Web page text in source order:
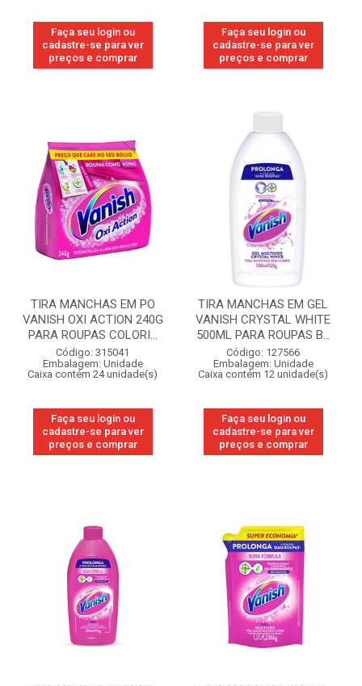
Faça seu login ou
cadastre-se para ver
preços e comprar
Faça seu login ou
cadastre-se para ver
preços e comprar
TIRA MANCHAS EM PO
VANISH OXI ACTION 240G
PARA ROUPAS COLORI...
Código: 315041
Embalagem: Unidade
Caixa contém 24 unidade(s)
Faça seu login ou
cadastre-se para ver
preços e comprar
TIRA MANCHAS EM GEL
VANISH CRYSTAL WHITE
500ML PARA ROUPAS B...
Código: 127566
Embalagem: Unidade
Caixa contém 12 unidade(s)
Faça seu login ou
cadastre-se para ver
preços e comprar